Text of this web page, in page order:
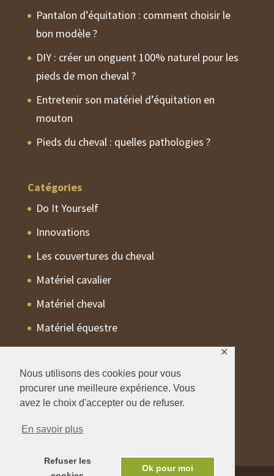
Nous utilisons des cookies pour vous
procurer une meilleure expérience. Vous
avez le choix d'accepter ou de refuser.
En savoir plus
Refuser les
Ok pour moi
✕
Pantalon d’équitation : comment choisir le
bon modèle ?
DIY : créer un onguent 100% naturel pour les
pieds de mon cheval ?
Entretenir son matériel d’équitation en
mouton
Pieds du cheval : quelles pathologies ?
Catégories
Do It Yourself
Innovations
Les couvertures du cheval
Matériel cavalier
Matériel cheval
Matériel équestre
Non classé
Pathologies
Trucs Astuces